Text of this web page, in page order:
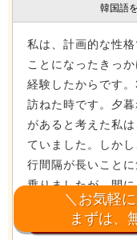
韓国語
私は、計画的な性
ことになったきっ
経験したからです
訪ねた時です。夕
があると考えた私
ていました。しか
行間隔が長いこと
乗りましたが、間
この韓
＼お気軽
まずは、